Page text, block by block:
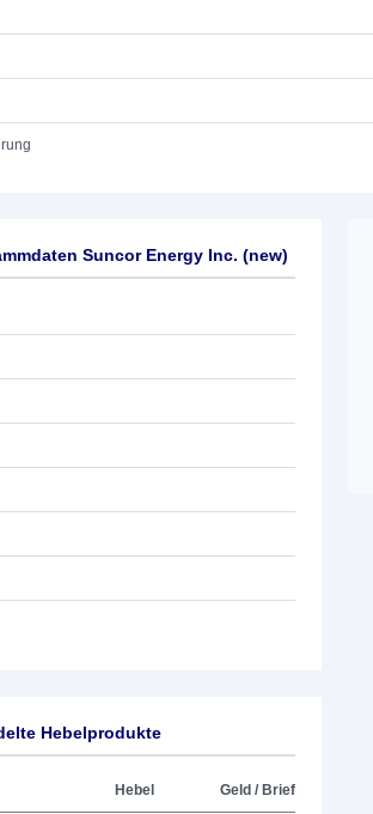
Suncor Energy Inc. (new)
Hebelprodukte
Hebel Geld / Brief